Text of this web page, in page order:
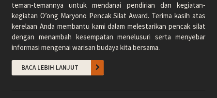
teman-temannya untuk mendanai pendirian dan kegiatan-
kegiatan O’ong Maryono Pencak Silat Award. Terima kasih atas
kerelaan Anda membantu kami dalam melestarikan pencak silat
dengan menambah kesempatan menelusuri serta menyebar
informasi mengenai warisan budaya kita bersama.
BACA LEBIH LANJUT